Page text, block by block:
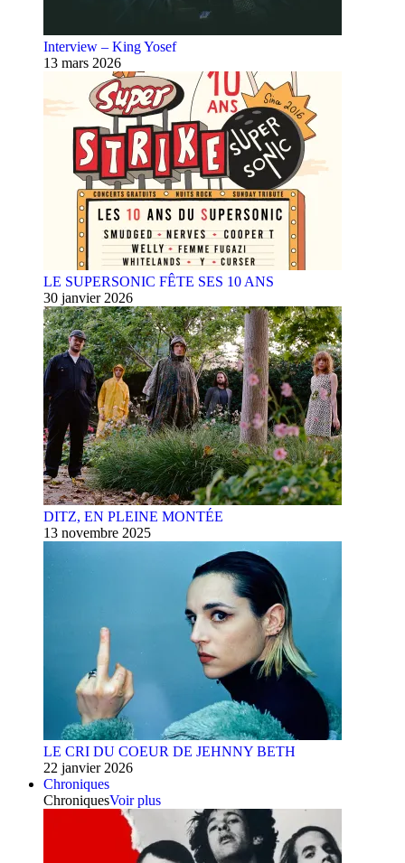
Interview – King Yosef
13 mars 2026
LE SUPERSONIC FÊTE SES 10 ANS
30 janvier 2026
DITZ, EN PLEINE MONTÉE
13 novembre 2025
LE CRI DU COEUR DE JEHNNY BETH
22 janvier 2026
Chroniques
ChroniquesVoir plus